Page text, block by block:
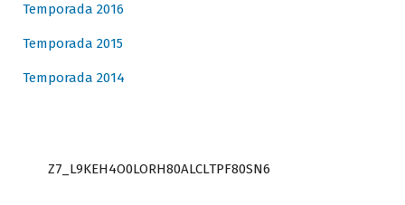
Temporada 2016
Temporada 2015
Temporada 2014
Z7_L9KEH4O0LORH80ALCLTPF80SN6